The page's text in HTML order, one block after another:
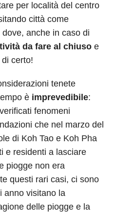
per località del centro
città come
dove, anche in caso di
da fare al chiuso e
certo!
tenete
è imprevedibile:
fenomeni
che nel marzo del
di Koh Tao e Koh Pha
e residenti a lasciare
piogge non era
questi rari casi, ci sono
anno visitano la
delle piogge e la